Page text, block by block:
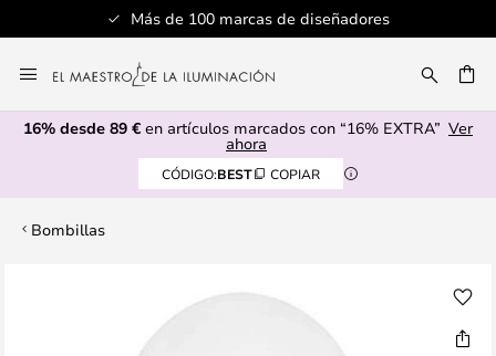
Más de 100 marcas de diseñadores
al
contenido
16% desde 89 € en artículos marcados con “16% EXTRA” Ver
ahora
CÓDIGO:BEST COPIAR
Bombillas